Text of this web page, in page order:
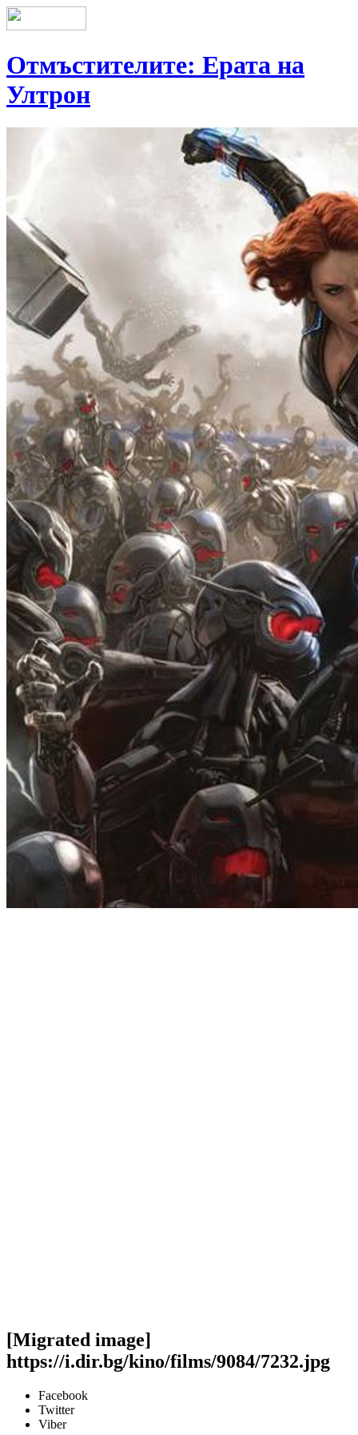
Отмъстителите: Ерата на
Ултрон
[Migrated image]
https://i.dir.bg/kino/films/9084/7232.jpg
Facebook
Twitter
Viber